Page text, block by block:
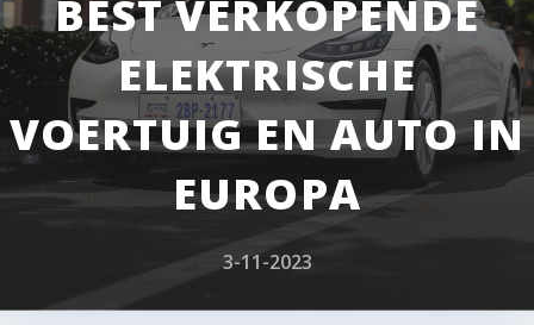
BEST VERKOPENDE
ELEKTRISCHE
VOERTUIG EN AUTO IN
EUROPA
3-11-2023